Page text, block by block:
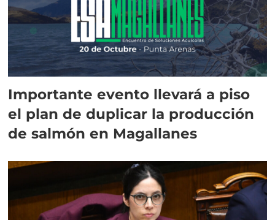
Importante evento llevará a piso
el plan de duplicar la producción
de salmón en Magallanes